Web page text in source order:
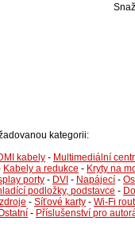
kategorii:
kabely - Multimediální
Kabely a redukce - Kryty na
porty - DVI - Napájecí -
podložky, podstavce -
- Síťové karty - Wi-Fi
- Příslušenství pro